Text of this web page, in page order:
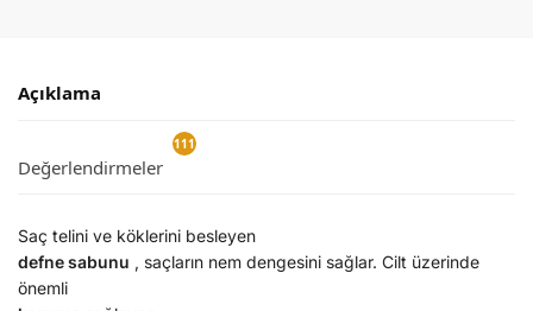
Açıklama
Değerlendirmeler
111
Saç telini ve köklerini besleyen
defne sabunu , saçların nem dengesini sağlar. Cilt üzerinde
önemli